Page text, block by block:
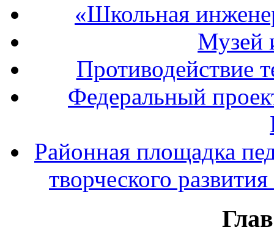
«Школьная
Музей
Противодействие
Федеральный
Районная площадка
творческого